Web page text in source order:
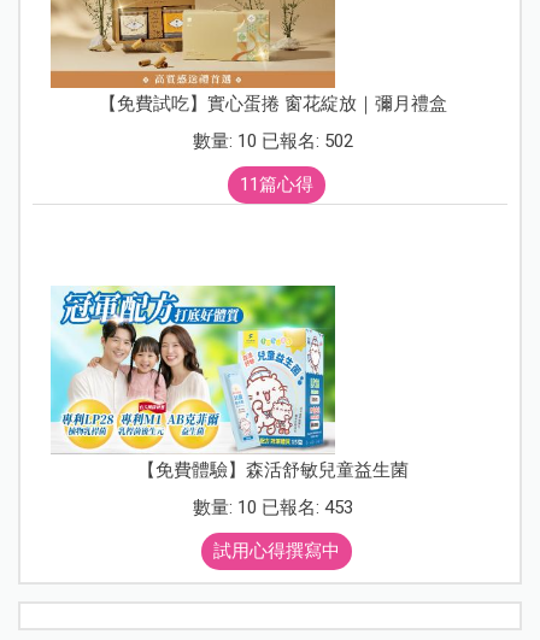
【免費試吃】實心蛋捲 窗花綻放｜彌月禮盒
數量: 10 已報名: 502
11篇心得
【免費體驗】森活舒敏兒童益生菌
數量: 10 已報名: 453
試用心得撰寫中